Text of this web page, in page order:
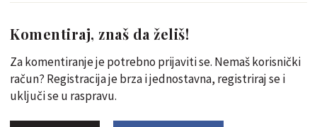
Komentiraj, znaš da želiš!
Za komentiranje je potrebno prijaviti se. Nemaš korisnički
račun? Registracija je brza i jednostavna, registriraj se i
uključi se u raspravu.